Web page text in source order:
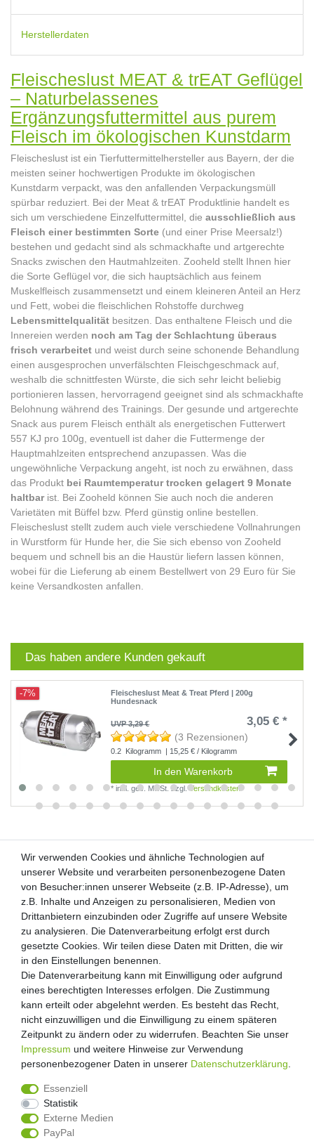
Herstellerdaten
Fleischeslust MEAT & trEAT Geflügel
– Naturbelassenes
Ergänzungsfuttermittel aus purem
Fleisch im ökologischen Kunstdarm
Fleischeslust ist ein Tierfuttermittelhersteller aus Bayern, der die
meisten seiner hochwertigen Produkte im ökologischen
Kunstdarm verpackt, was den anfallenden Verpackungsmüll
spürbar reduziert. Bei der Meat & trEAT Produktlinie handelt es
sich um verschiedene Einzelfuttermittel, die ausschließlich aus
Fleisch einer bestimmten Sorte (und einer Prise Meersalz!)
bestehen und gedacht sind als schmackhafte und artgerechte
Snacks zwischen den Hautmahlzeiten. Zooheld stellt Ihnen hier
die Sorte Geflügel vor, die sich hauptsächlich aus feinem
Muskelfleisch zusammensetzt und einem kleineren Anteil an Herz
und Fett, wobei die fleischlichen Rohstoffe durchweg
Lebensmittelqualität besitzen. Das enthaltene Fleisch und die
Innereien werden noch am Tag der Schlachtung überaus
frisch verarbeitet und weist durch seine schonende Behandlung
einen ausgesprochen unverfälschten Fleischgeschmack auf,
weshalb die schnittfesten Würste, die sich sehr leicht beliebig
portionieren lassen, hervorragend geeignet sind als schmackhafte
Belohnung während des Trainings. Der gesunde und artgerechte
Snack aus purem Fleisch enthält als energetischen Futterwert
557 KJ pro 100g, eventuell ist daher die Futtermenge der
Hauptmahlzeiten entsprechend anzupassen. Was die
ungewöhnliche Verpackung angeht, ist noch zu erwähnen, dass
das Produkt bei Raumtemperatur trocken gelagert 9 Monate
haltbarist. Bei Zooheld können Sie auch noch die anderen
Varietäten mit Büffel bzw. Pferd günstig online bestellen.
Fleischeslust stellt zudem auch viele verschiedene Vollnahrungen
in Wurstform für Hunde her, die Sie sich ebenso von Zooheld
bequem und schnell bis an die Haustür liefern lassen können,
wobei für die Lieferung ab einem Bestellwert von 29 Euro für Sie
keine Versandkosten anfallen.
Das haben andere Kunden gekauft
-7%
Fleischeslust Meat & Treat Pferd | 200g
Hundesnack
UVP 3,29 € 3,05 € *
(3 Rezensionen)
0.2 Kilogramm | 15,25 € / Kilogramm
In den Warenkorb
*inkl. ges. MwSt. zzgl. Versandkosten
Kunden-Anfragen: info@zooheld.de
Über uns
Zahlung und Versand
Retouren
Zooheld Blog
Widerrufsrecht
Vertrag widerrufen
Geschäftsbedingungen
Impressum
Wir verwenden Cookies und ähnliche Technologien auf
unserer Website und verarbeiten personenbezogene Daten
von Besucher:innen unserer Webseite (z.B. IP-Adresse), um
z.B. Inhalte und Anzeigen zu personalisieren, Medien von
Drittanbietern einzubinden oder Zugriffe auf unsere Website
zu analysieren. Die Datenverarbeitung erfolgt erst durch
gesetzte Cookies. Wir teilen diese Daten mit Dritten, die wir
in den Einstellungen benennen.
Die Datenverarbeitung kann mit Einwilligung oder aufgrund
eines berechtigten Interesses erfolgen. Die Zustimmung
kann erteilt oder abgelehnt werden. Es besteht das Recht,
nicht einzuwilligen und die Einwilligung zu einem späteren
Zeitpunkt zu ändern oder zu widerrufen. Beachten Sie unser
Impressum und weitere Hinweise zur Verwendung
personenbezogener Daten in unserer Daten­schutz­erklärung
Essenziell
Statistik
Externe Medien
PayPal
Wir verwenden Cookies und ähnliche Technologien auf
unserer Website und verarbeiten personenbezogene Daten
von Besucher:innen unserer Webseite (z.B. IP-Adresse), um
z.B. Inhalte und Anzeigen zu personalisieren, Medien von
Drittanbietern einzubinden oder Zugriffe auf unsere Website
zu analysieren. Die Datenverarbeitung erfolgt erst durch
gesetzte Cookies. Wir teilen diese Daten mit Dritten, die wir
in den Einstellungen benennen.
Die Datenverarbeitung kann mit Einwilligung oder aufgrund
eines berechtigten Interesses erfolgen. Die Zustimmung
kann erteilt oder abgelehnt werden. Es besteht das Recht,
nicht einzuwilligen und die Einwilligung zu einem späteren
Zeitpunkt zu ändern oder zu widerrufen. Beachten Sie unser
Impressum und weitere Hinweise zur Verwendung
personenbezogener Daten in unserer Daten­schutz­erklärung
Essenziell
Statistik
Externe Medien
PayPal